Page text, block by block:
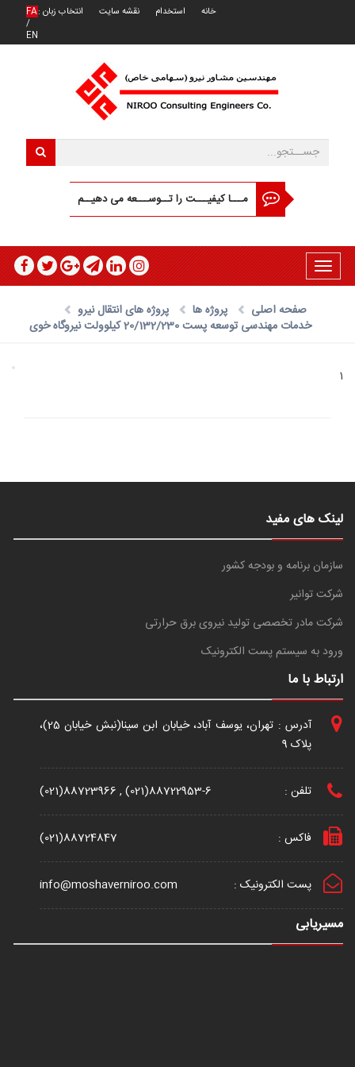
انتخاب زبان :FA
/
EN
نقشه سایت استخدام خانه
مـــا کیفیـــت را تــوســـعه می دهیــم
Toggle
navigation
صفحه اصلی
پروژه ها
پروژه های انتقال نیرو
خدمات مهندسی توسعه پست 20/132/230 کیلوولت نیروگاه خوی
1
لینک های مفید
سازمان برنامه و بودجه کشور
شرکت توانیر
شرکت مادر تخصصی تولید نیروی برق حرارتی
ورود به سیستم پست الکترونیک
ارتباط با ما
آدرس : تهران، یوسف آباد، خیابان ابن سینا(نبش خیابان 25)،
پلاک 9
تلفن : (021)88723966 , (021)88722953-6
فاکس : (021)88724847
پست الکترونیک : info@moshaverniroo.com
مسیریابی